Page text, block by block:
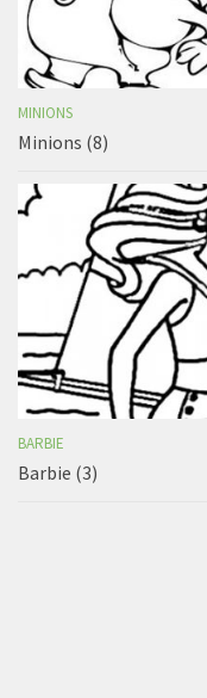
MINIONS
Minions (8)
BARBIE
Barbie (3)